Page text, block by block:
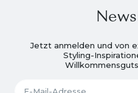
Jetzt anmelden und von
Styling-